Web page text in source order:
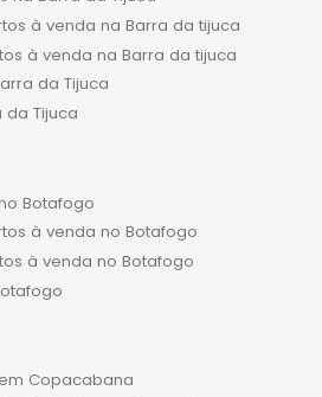
à venda na Barra da tijuca
à venda na Barra da tijuca
da Tijuca
da Tijuca
Botafogo
à venda no Botafogo
à venda no Botafogo
Copacabana